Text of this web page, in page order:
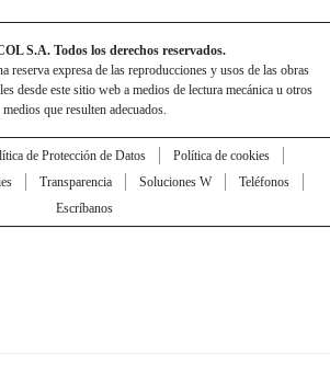
S.A. Todos los derechos reservados.
expresa de las reproducciones y usos de las obras
desde este sitio web a medios de lectura mecánica u otros
medios que resulten adecuados.
de Protección de Datos
Política de cookies
Transparencia Soluciones W
Teléfonos
Escríbanos